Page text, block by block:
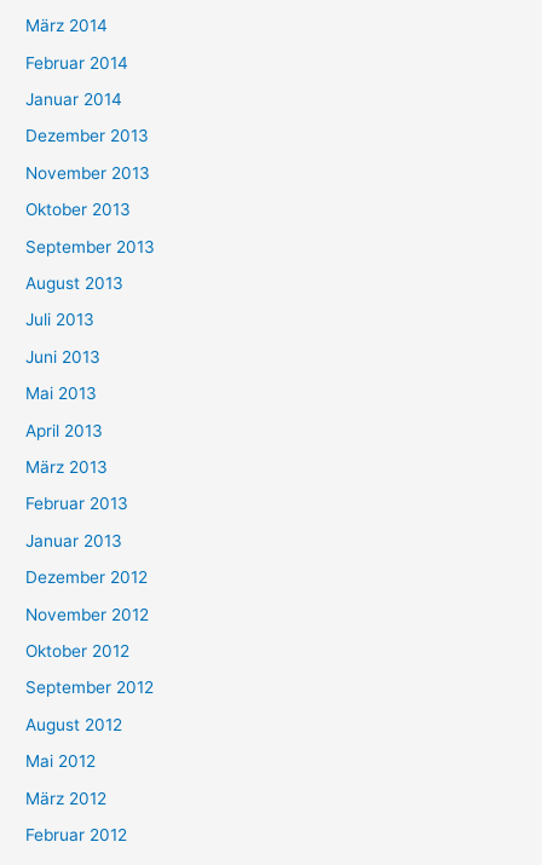
März 2014
Februar 2014
Januar 2014
Dezember 2013
November 2013
Oktober 2013
September 2013
August 2013
Juli 2013
Juni 2013
Mai 2013
April 2013
März 2013
Februar 2013
Januar 2013
Dezember 2012
November 2012
Oktober 2012
September 2012
August 2012
Mai 2012
März 2012
Februar 2012